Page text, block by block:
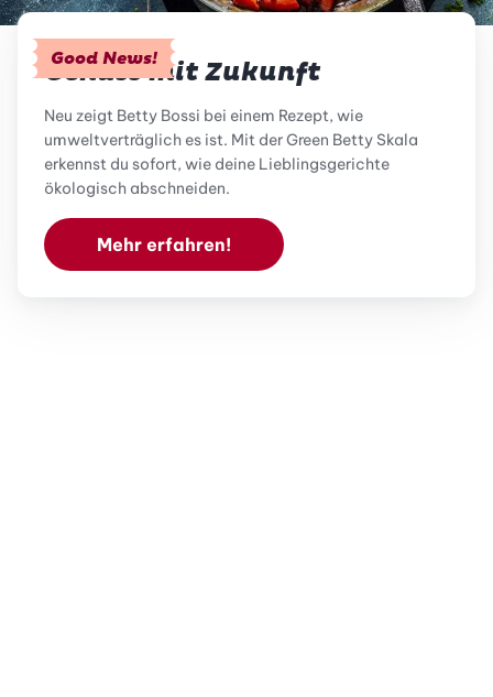
Good News!
Genuss mit Zukunft
Neu zeigt Betty Bossi bei einem Rezept, wie
umweltverträglich es ist. Mit der Green Betty Skala
erkennst du sofort, wie deine Lieblingsgerichte
ökologisch abschneiden.
Mehr erfahren!